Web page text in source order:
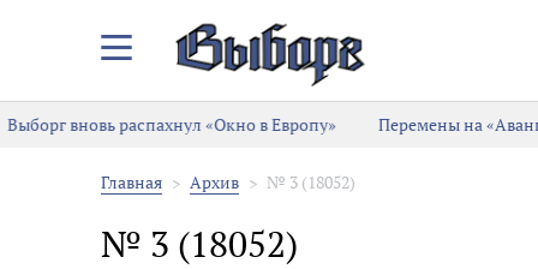
Закрыть/
меню
Выборг вновь распахнул «Окно в Европу»
Перемены на
Главная Архив № 3 (18052)
№ 3 (18052)